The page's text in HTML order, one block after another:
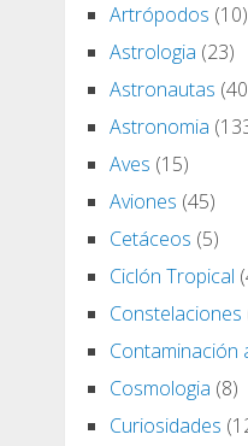
Artrópodos (10)
Astrologia (23)
Astronautas
Astronomia
Aves (15)
Aviones (45)
Cetáceos (5)
Ciclón Tropical
Constelaciones
Contaminación
Cosmologia (8)
Curiosidades